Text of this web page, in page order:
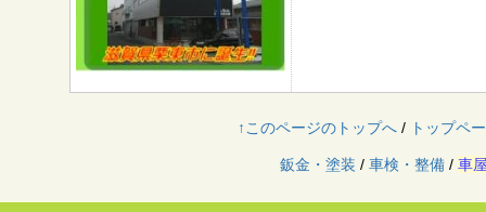
↑このページのトップへ/ トップペ
鈑金・塗装 / 車検・整備 / 車